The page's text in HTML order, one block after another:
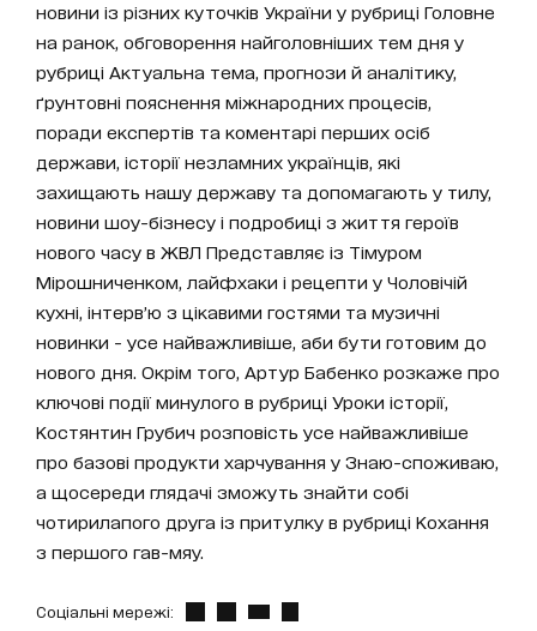
новини із різних куточків України у рубриці Головне
на ранок, обговорення найголовніших тем дня у
рубриці Актуальна тема, прогнози й аналітику,
ґрунтовні пояснення міжнародних процесів,
поради експертів та коментарі перших осіб
держави, історії незламних українців, які
захищають нашу державу та допомагають у тилу,
новини шоу-бізнесу і подробиці з життя героїв
нового часу в ЖВЛ Представляє із Тімуром
Мірошниченком, лайфхаки і рецепти у Чоловічій
кухні, інтерв’ю з цікавими гостями та музичні
новинки - усе найважливіше, аби бути готовим до
нового дня. Окрім того, Артур Бабенко розкаже про
ключові події минулого в рубриці Уроки історії,
Костянтин Грубич розповість усе найважливіше
про базові продукти харчування у Знаю-споживаю,
а щосереди глядачі зможуть знайти собі
чотирилапого друга із притулку в рубриці Кохання
з першого гав-мяу.
Соціальні мережі: